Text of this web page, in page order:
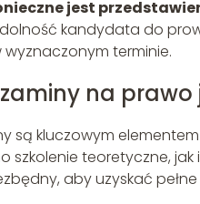
jest
kandydata do
terminie.
na prawo
są kluczowym
szkolenie teoretyczne,
aby uzyskać